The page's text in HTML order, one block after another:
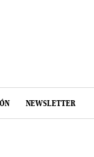
NEWSLETTER